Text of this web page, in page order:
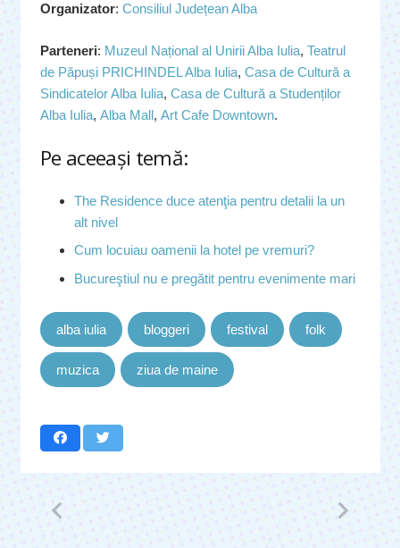
Organizator: Consiliul Județean Alba
Parteneri: Muzeul Național al Unirii Alba Iulia, Teatrul
de Păpuși PRICHINDEL Alba Iulia, Casa de Cultură a
Sindicatelor Alba Iulia, Casa de Cultură a Studenților
Alba Iulia, Alba Mall, Art Cafe Downtown.
Pe aceeaşi temă:
The Residence duce atenţia pentru detalii la un
alt nivel
Cum locuiau oamenii la hotel pe vremuri?
Bucureştiul nu e pregătit pentru evenimente mari
alba iulia bloggeri festival folk
muzica ziua de maine